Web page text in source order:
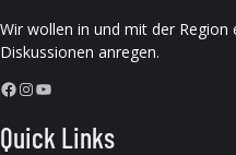
Wir wollen in und mit der Region
Diskussionen anregen.
Facebook InstagramYouTube
Quick Links